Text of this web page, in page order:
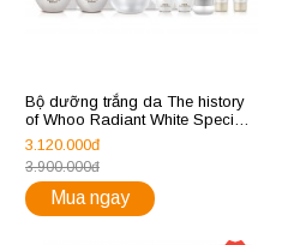
Bộ dưỡng trắng da The history
of Whoo Radiant White Special
Set
3.120.000đ
3.900.000đ
Mua ngay